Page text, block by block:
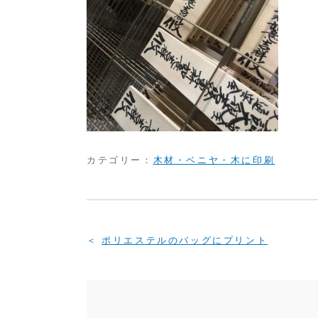
カテゴリー： 木材・ベニヤ・木に印刷
投ポリエステルのバッグにプリント